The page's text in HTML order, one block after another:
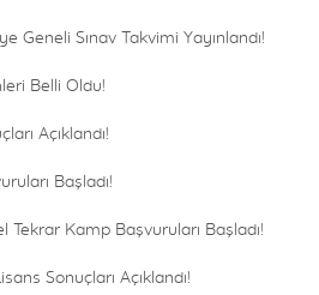
Geneli Sınav Takvimi Yayınlandı!
Belli Oldu!
Açıklandı!
Başladı!
Tekrar Kamp Başvuruları Başladı!
Sonuçları Açıklandı!